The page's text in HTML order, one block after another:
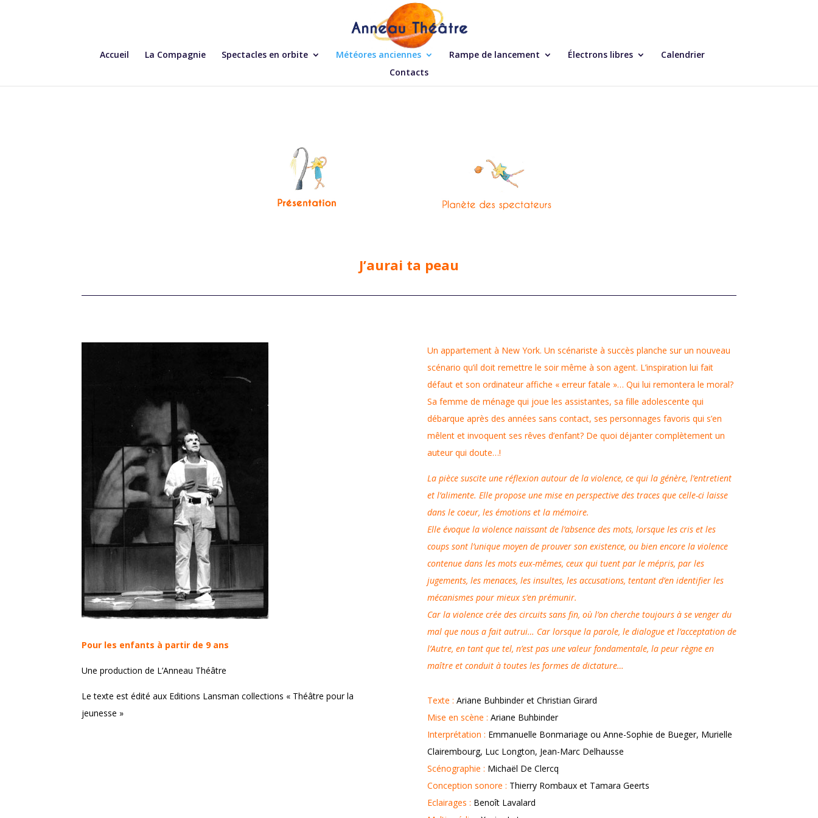
Accueil La Compagnie Spectacles en orbite Météores anciennes Rampe de lancement Électrons libres
Calendrier
Contacts
J’aurai ta peau
Pour les enfants à partir de 9 ans
Une production de L’Anneau Théâtre
Le texte est édité aux Editions Lansman collections « Théâtre pour la
jeunesse »
Un appartement à New York. Un scénariste à succès planche sur un nouveau
scénario qu’il doit remettre le soir même à son agent. L’inspiration lui fait
défaut et son ordinateur affiche « erreur fatale »… Qui lui remontera le moral?
Sa femme de ménage qui joue les assistantes, sa fille adolescente qui
débarque après des années sans contact, ses personnages favoris qui s’en
mêlent et invoquent ses rêves d’enfant? De quoi déjanter complètement un
auteur qui doute…!
La pièce suscite une réflexion autour de la violence, ce qui la génère, l’entretient
et l’alimente. Elle propose une mise en perspective des traces que celle-ci laisse
dans le coeur, les émotions et la mémoire.
Elle évoque la violence naissant de l’absence des mots, lorsque les cris et les
coups sont l’unique moyen de prouver son existence, ou bien encore la violence
contenue dans les mots eux-mêmes, ceux qui tuent par le mépris, par les
jugements, les menaces, les insultes, les accusations, tentant d’en identifier les
mécanismes pour mieux s’en prémunir.
Car la violence crée des circuits sans fin, où l’on cherche toujours à se venger du
mal que nous a fait autrui… Car lorsque la parole, le dialogue et l’acceptation de
l’Autre, en tant que tel, n’est pas une valeur fondamentale, la peur règne en
maître et conduit à toutes les formes de dictature…
Texte : Ariane Buhbinder et Christian Girard
Mise en scène : Ariane Buhbinder
Interprétation : Emmanuelle Bonmariage ou Anne-Sophie de Bueger, Murielle
Clairembourg, Luc Longton, Jean-Marc Delhausse
Scénographie : Michaël De Clercq
Conception sonore : Thierry Rombaux et Tamara Geerts
Eclairages : Benoît Lavalard